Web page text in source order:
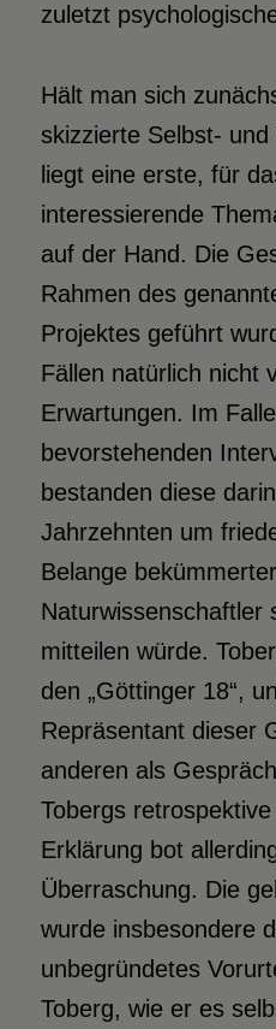
zuletzt
Hält man sich
skizzierte Selbst-
liegt eine erste, für
interessierende
auf der Hand. Die
Rahmen des
Projektes geführt
Fällen natürlich nicht
Erwartungen. Im
bevorstehenden
bestanden diese
Jahrzehnten um
Belange bekümmerter
Naturwissenschaftler
mitteilen würde.
den „Göttinger 18“,
Repräsentant dieser
anderen als
Tobergs
Erklärung bot
Überraschung. Die
wurde insbesondere
unbegründetes
Toberg, wie er es